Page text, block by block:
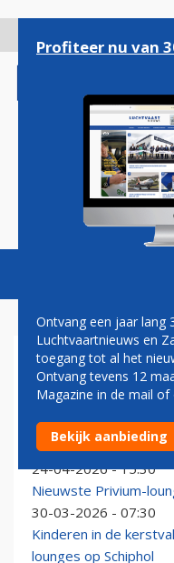
gaan
Magazine
PRIVIUM
Nieuwe Privium-
komt alles samen'
24-04-2026 - 15:30
Nieuwste Privium-
30-03-2026 - 07:30
Kinderen in de
lounges op Schiphol
Profiteer nu van
Ontvang een jaar lang
Luchtvaartnieuws en
toegang tot al het
Ontvang tevens 12
Magazine in de mail of
Bekijk aanbieding